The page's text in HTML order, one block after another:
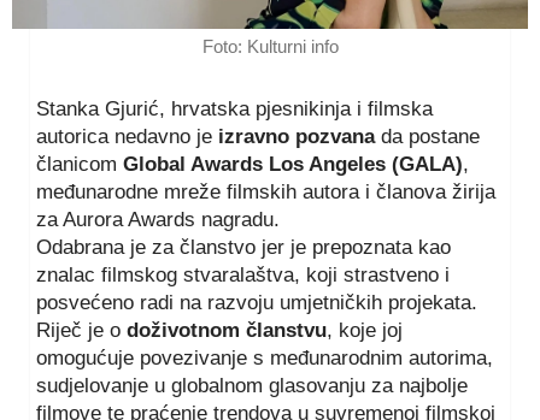
Foto: Kulturni info
Stanka Gjurić, hrvatska pjesnikinja i filmska
autorica nedavno je izravno pozvanada postane
članicom Global Awards Los Angeles (GALA),
međunarodne mreže filmskih autora i članova žirija
za Aurora Awards nagradu.
Odabrana je za članstvo jer je prepoznata kao
znalac filmskog stvaralaštva, koji strastveno i
posvećeno radi na razvoju umjetničkih projekata.
Riječ je o doživotnom članstvu, koje joj
omogućuje povezivanje s međunarodnim autorima,
sudjelovanje u globalnom glasovanju za najbolje
filmove te praćenje trendova u suvremenoj filmskoj